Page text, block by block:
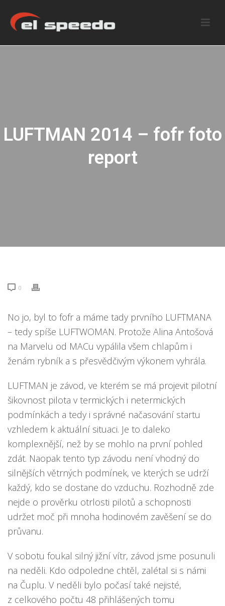
LUFTMAN 2014 – fofr foto
report
0
No jo, byl to fofr a máme tady prvního LUFTMANA
– tedy spíše LUFTWOMAN. Protože Alina Antošová
na Marvelu od MACu vypálila všem chlapům i
ženám rybník a s přesvědčivým výkonem vyhrála.
LUFTMAN je závod, ve kterém se má projevit pilotní
šikovnost pilota v termických i netermických
podmínkách a tedy i správné načasování startu
vzhledem k aktuální situaci. Je to daleko
komplexnější, než by se mohlo na první pohled
zdát. Naopak tento typ závodu není vhodný do
silnějších větrných podmínek, ve kterých se udrží
každý, kdo se dostane do vzduchu. Rozhodně zde
nejde o prověrku otrlosti pilotů a schopnosti
udržet moč při mnoha hodinovém zavěšení se do
průvanu.
V sobotu foukal silný jižní vítr, závod jsme posunuli
na neděli. Kdo odpoledne chtěl, zalétal si s námi
na Čuplu. V neděli bylo počasí také nejisté,
z celkového počtu 48 přihlášených tomu